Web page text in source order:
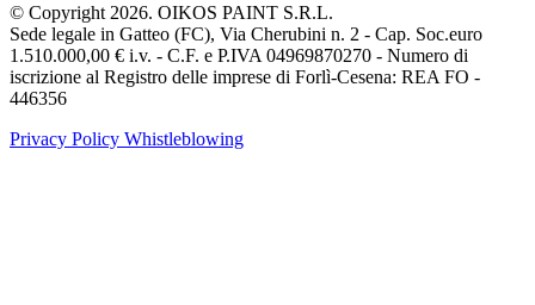
© Copyright 2026. OIKOS PAINT S.R.L.
Sede legale in Gatteo (FC), Via Cherubini n. 2 - Cap. Soc.euro
1.510.000,00 € i.v. - C.F. e P.IVA 04969870270 - Numero di
iscrizione al Registro delle imprese di Forlì-Cesena: REA FO -
446356
Privacy Policy Whistleblowing